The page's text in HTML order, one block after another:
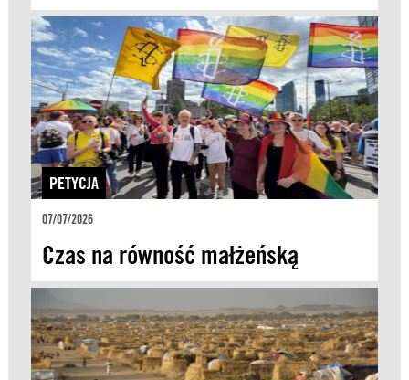
PETYCJA
07/07/2026
Czas na równość małżeńską